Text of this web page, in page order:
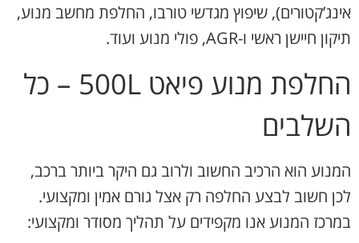
אינג’קטורים), שיפוץ מגדשי טורבו, החלפת מחשב מנוע,
תיקון חיישן ראשי ו-AGR, פולי מנוע ועוד.
החלפת מנוע פיאט 500L – כל
השלבים
המנוע הוא הרכיב החשוב ולרוב גם היקר ביותר ברכב,
לכן חשוב לבצע החלפה רק אצל גורם אמין ומקצועי.
במרכז המנוע אנו מקפידים על תהליך מסודר ומקצועי: